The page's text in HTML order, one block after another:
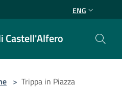
ENG
Castell'Alfero
> Trippa in Piazza